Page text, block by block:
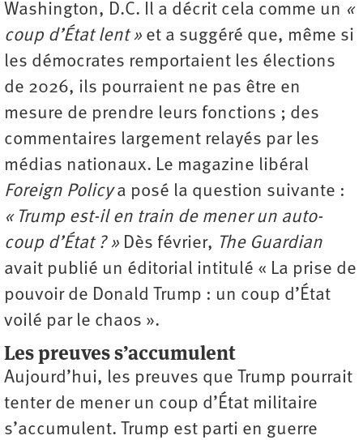
Washington, D.C. Il a décrit cela comme un «
coup d’État lent » et a suggéré que, même si
les démocrates remportaient les élections
de 2026, ils pourraient ne pas être en
mesure de prendre leurs fonctions ; des
commentaires largement relayés par les
médias nationaux. Le magazine libéral
Foreign Policya posé la question suivante :
« Trump est-il en train de mener un auto-
coup d’État ? » Dès février, The Guardian
avait publié un éditorial intitulé « La prise de
pouvoir de Donald Trump : un coup d’État
voilé par le chaos ».
Les preuves s’accumulent
Aujourd’hui, les preuves que Trump pourrait
tenter de mener un coup d’État militaire
s’accumulent. Trump est parti en guerre